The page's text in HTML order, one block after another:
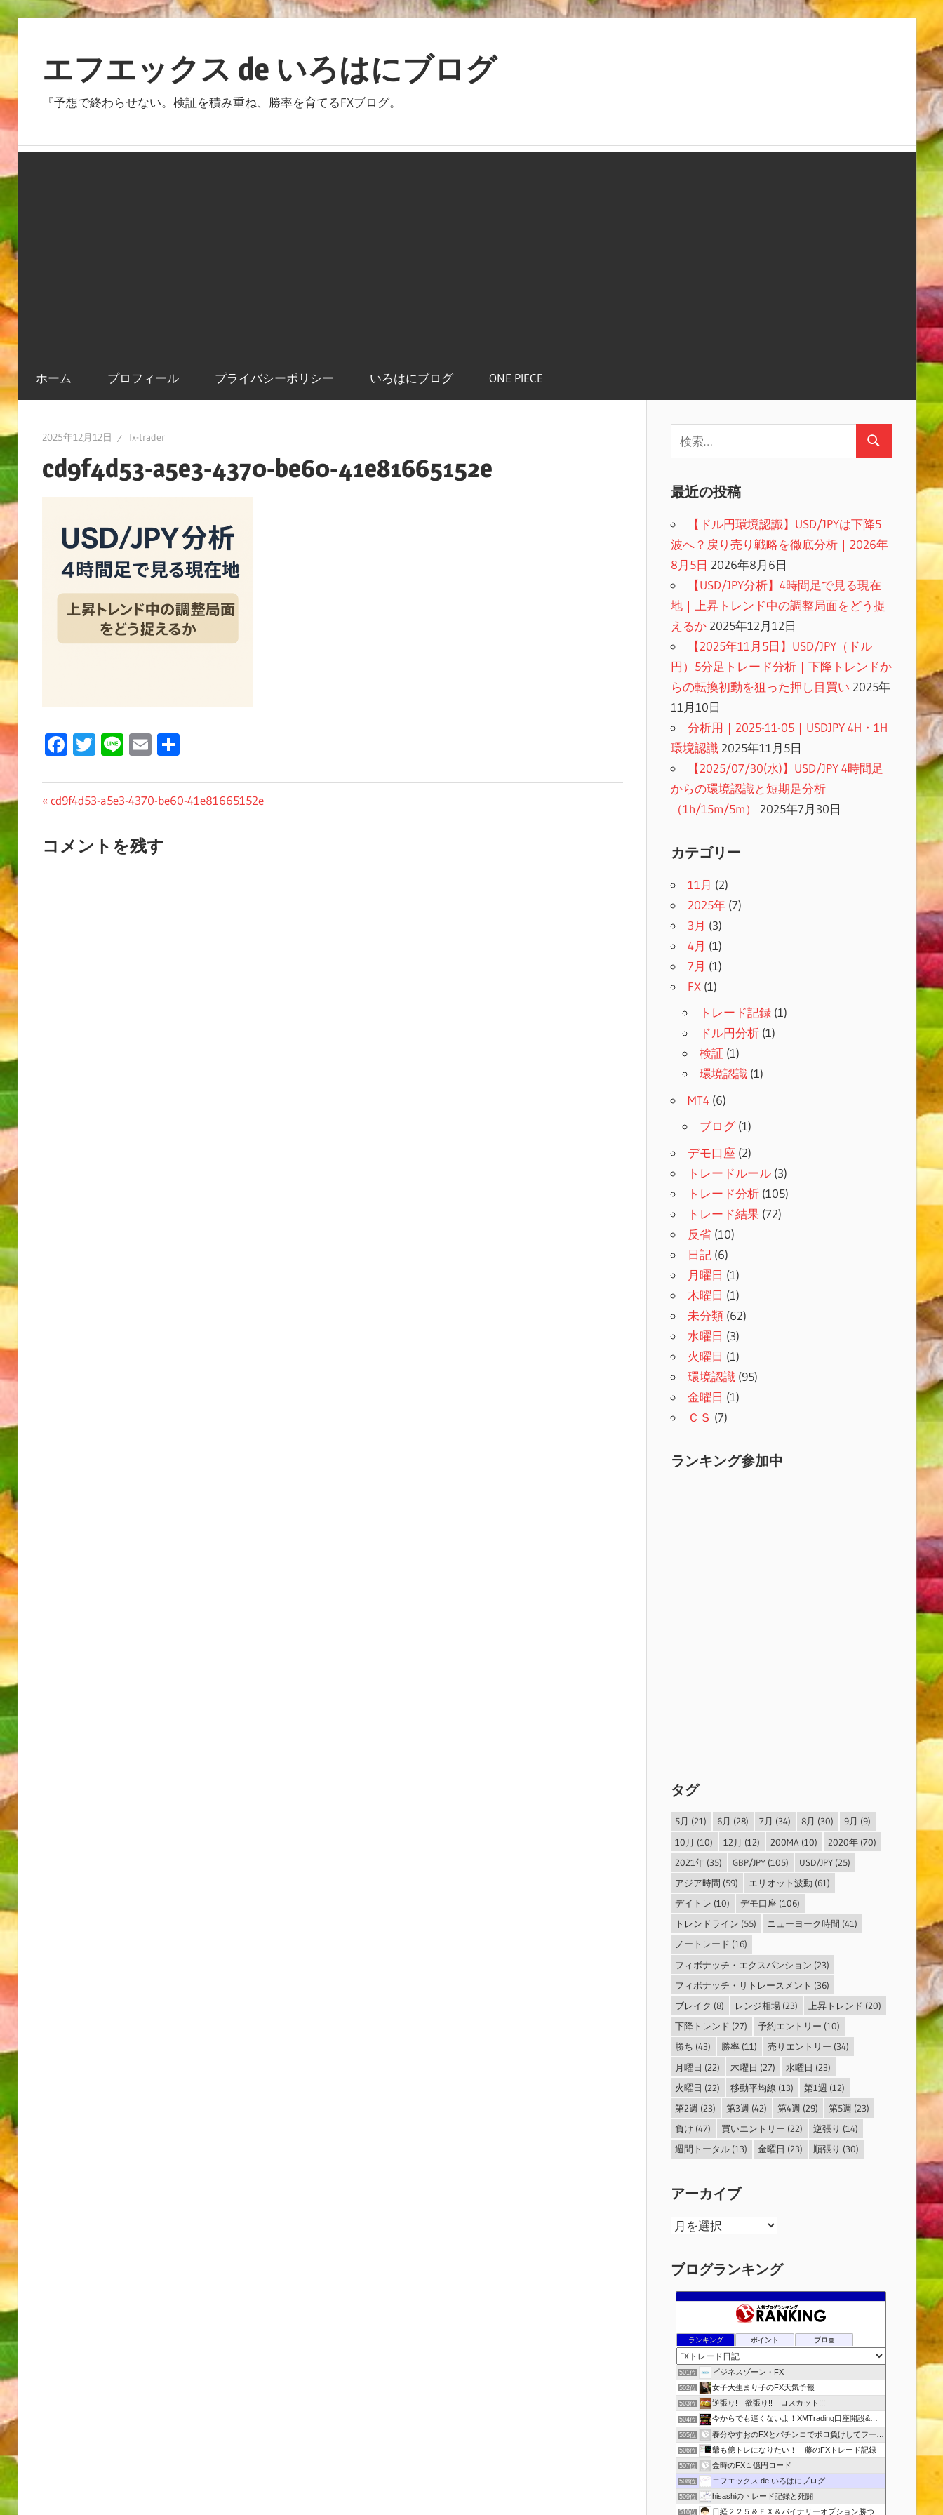
ツ
へ
ス
キ
エフエックス de いろはにブログ
『予想で終わらせない。検証を積み重ね、勝率を育てるFXブログ。
ホーム プロフィール プライバシーポリシー いろはにブログ ONE PIECE
2025年12月12日 fx-trader
cd9f4d53-a5e3-4370-be60-41e81665152e
Facebook
Twitter
LineEmail
共
投
ナ
前
投
cd9f4d53-a5e3-4370-be60-41e81665152e
コメントを残す
検
最近の投稿
【ドル円環境認識】USD/JPYは下降5
波へ？戻り売り戦略を徹底分析｜2026年
8月5日 2026年8月6日
【USD/JPY分析】4時間足で見る現在
地｜上昇トレンド中の調整局面をどう捉
えるか 2025年12月12日
【2025年11月5日】USD/JPY（ドル
円）5分足トレード分析｜下降トレンドか
らの転換初動を狙った押し目買い 2025年
11月10日
分析用｜2025-11-05｜USDJPY 4H・1H
環境認識 2025年11月5日
【2025/07/30(水)】USD/JPY 4時間足
からの環境認識と短期足分析
（1h/15m/5m）
2025年7月30日
カテゴリー
11月 (2)
2025年(7)
3月 (3)
4月 (1)
7月 (1)
FX(1)
トレード記録(1)
ドル円分析(1)
検証 (1)
環境認識(1)
MT4(6)
ブログ(1)
デモ口座 (2)
トレードルール(3)
トレード分析(105)
トレード結果 (72)
反省(10)
日記(6)
月曜日 (1)
木曜日 (1)
未分類(62)
水曜日 (3)
火曜日 (1)
環境認識(95)
金曜日 (1)
ＣＳ (7)
ランキング参加中
タグ
5月 (21) 6月 (28) 7月 (34) 8月 (30) 9月 (9)
10月 (10) 12月 (12) 200MA (10) 2020年 (70)
2021年 (35) GBP/JPY (105) USD/JPY (25)
アジア時間 (59) エリオット波動 (61)
デイトレ (10) デモ口座 (106)
トレンドライン (55) ニューヨーク時間 (41)
ノートレード (16)
フィボナッチ・エクスパンション (23)
フィボナッチ・リトレースメント (36)
ブレイク (8) レンジ相場 (23) 上昇トレンド (20)
下降トレンド (27) 予約エントリー (10)
勝ち (43) 勝率 (11) 売りエントリー (34)
月曜日 (22) 木曜日 (27) 水曜日 (23)
火曜日 (22) 移動平均線 (13) 第1週 (12)
第2週 (23) 第3週 (42) 第4週 (29) 第5週 (23)
負け (47) 買いエントリー (22) 逆張り (14)
週間トータル (13) 金曜日 (23) 順張り (30)
アーカイブ
ア
カ
ブ
ブログランキング
ランキング ポイント ブロ画
501位 ビジネスゾーン・FX
502位 女子大生まり子のFX天気予報
503位 逆張り! 欲張り!! ロスカット!!!
504位 今からでも遅くないよ！XMTrading口座開設&攻略ブログ
505位 養分やすおのFXとパチンコでボロ負けしてフーゾクへ
506位 爺も億トレになりたい！ 藤のFXトレード記録
507位 金時のFX１億円ロード
508位 エフエックス de いろはにブログ
509位 hisashiのトレード記録と死闘
510位 日経２２５＆ＦＸ＆バイナリーオプション勝つための